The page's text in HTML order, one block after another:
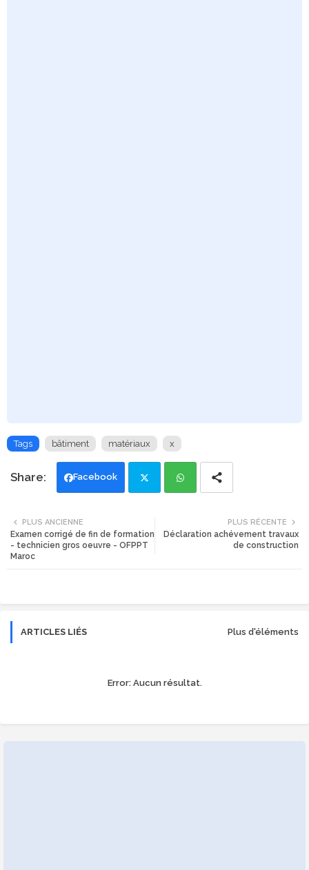
Tags bâtiment matériaux x
Facebook
tte ats
PLUS RÉCENTE
Déclaration achévement travaux
de construction
PLUS ANCIENNE
Examen corrigé de fin de formation
- technicien gros oeuvre - OFPPT
Maroc
ARTICLES LIÉS Plus d'éléments
Error:Aucun résultat.